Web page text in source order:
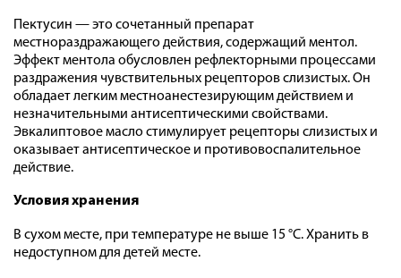
Пектусин — это сочетанный препарат
местнораздражающего действия, содержащий ментол.
Эффект ментола обусловлен рефлекторными процессами
раздражения чувствительных рецепторов слизистых. Он
обладает легким местноанестезирующим действием и
незначительными антисептическими свойствами.
Эвкалиптовое масло стимулирует рецепторы слизистых и
оказывает антисептическое и противовоспалительное
действие.
Условия хранения
В сухом месте, при температуре не выше 15 °С. Хранить в
недоступном для детей месте.